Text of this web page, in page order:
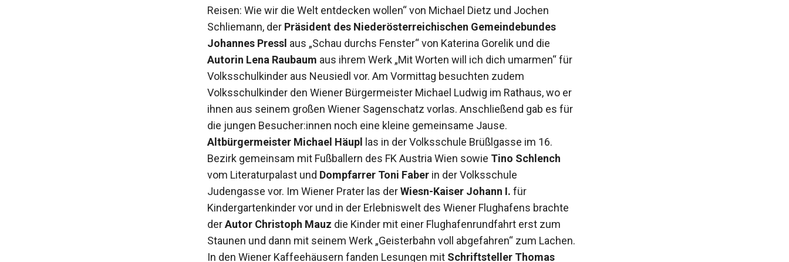
Reisen: Wie wir die Welt entdecken wollen“ von Michael Dietz und Jochen
Schliemann, der Präsident des Niederösterreichischen Gemeindebundes
Johannes Pressl aus „Schau durchs Fenster“ von Katerina Gorelik und die
Autorin Lena Raubaum aus ihrem Werk „Mit Worten will ich dich umarmen“ für
Volksschulkinder aus Neusiedl vor. Am Vormittag besuchten zudem
Volksschulkinder den Wiener Bürgermeister Michael Ludwig im Rathaus, wo er
ihnen aus seinem großen Wiener Sagenschatz vorlas. Anschließend gab es für
die jungen Besucher:innen noch eine kleine gemeinsame Jause.
Altbürgermeister Michael Häupl
las in der Volksschule Brüßlgasse im 16.
Bezirk gemeinsam mit Fußballern des FK Austria Wien sowie Tino Schlench
vom Literaturpalast und Dompfarrer Toni Faberin der Volksschule
Judengasse vor. Im Wiener Prater las derWiesn-Kaiser Johann I. für
Kindergartenkinder vor und in der Erlebniswelt des Wiener Flughafens brachte
derAutor Christoph Mauz die Kinder mit einer Flughafenrundfahrt erst zum
Staunen und dann mit seinem Werk „Geisterbahn voll abgefahren“ zum Lachen.
In den Wiener Kaffeehäusern fanden Lesungen mit Schriftsteller Thomas